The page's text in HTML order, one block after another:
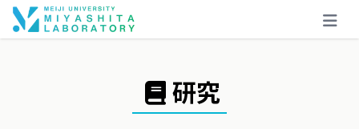
研究